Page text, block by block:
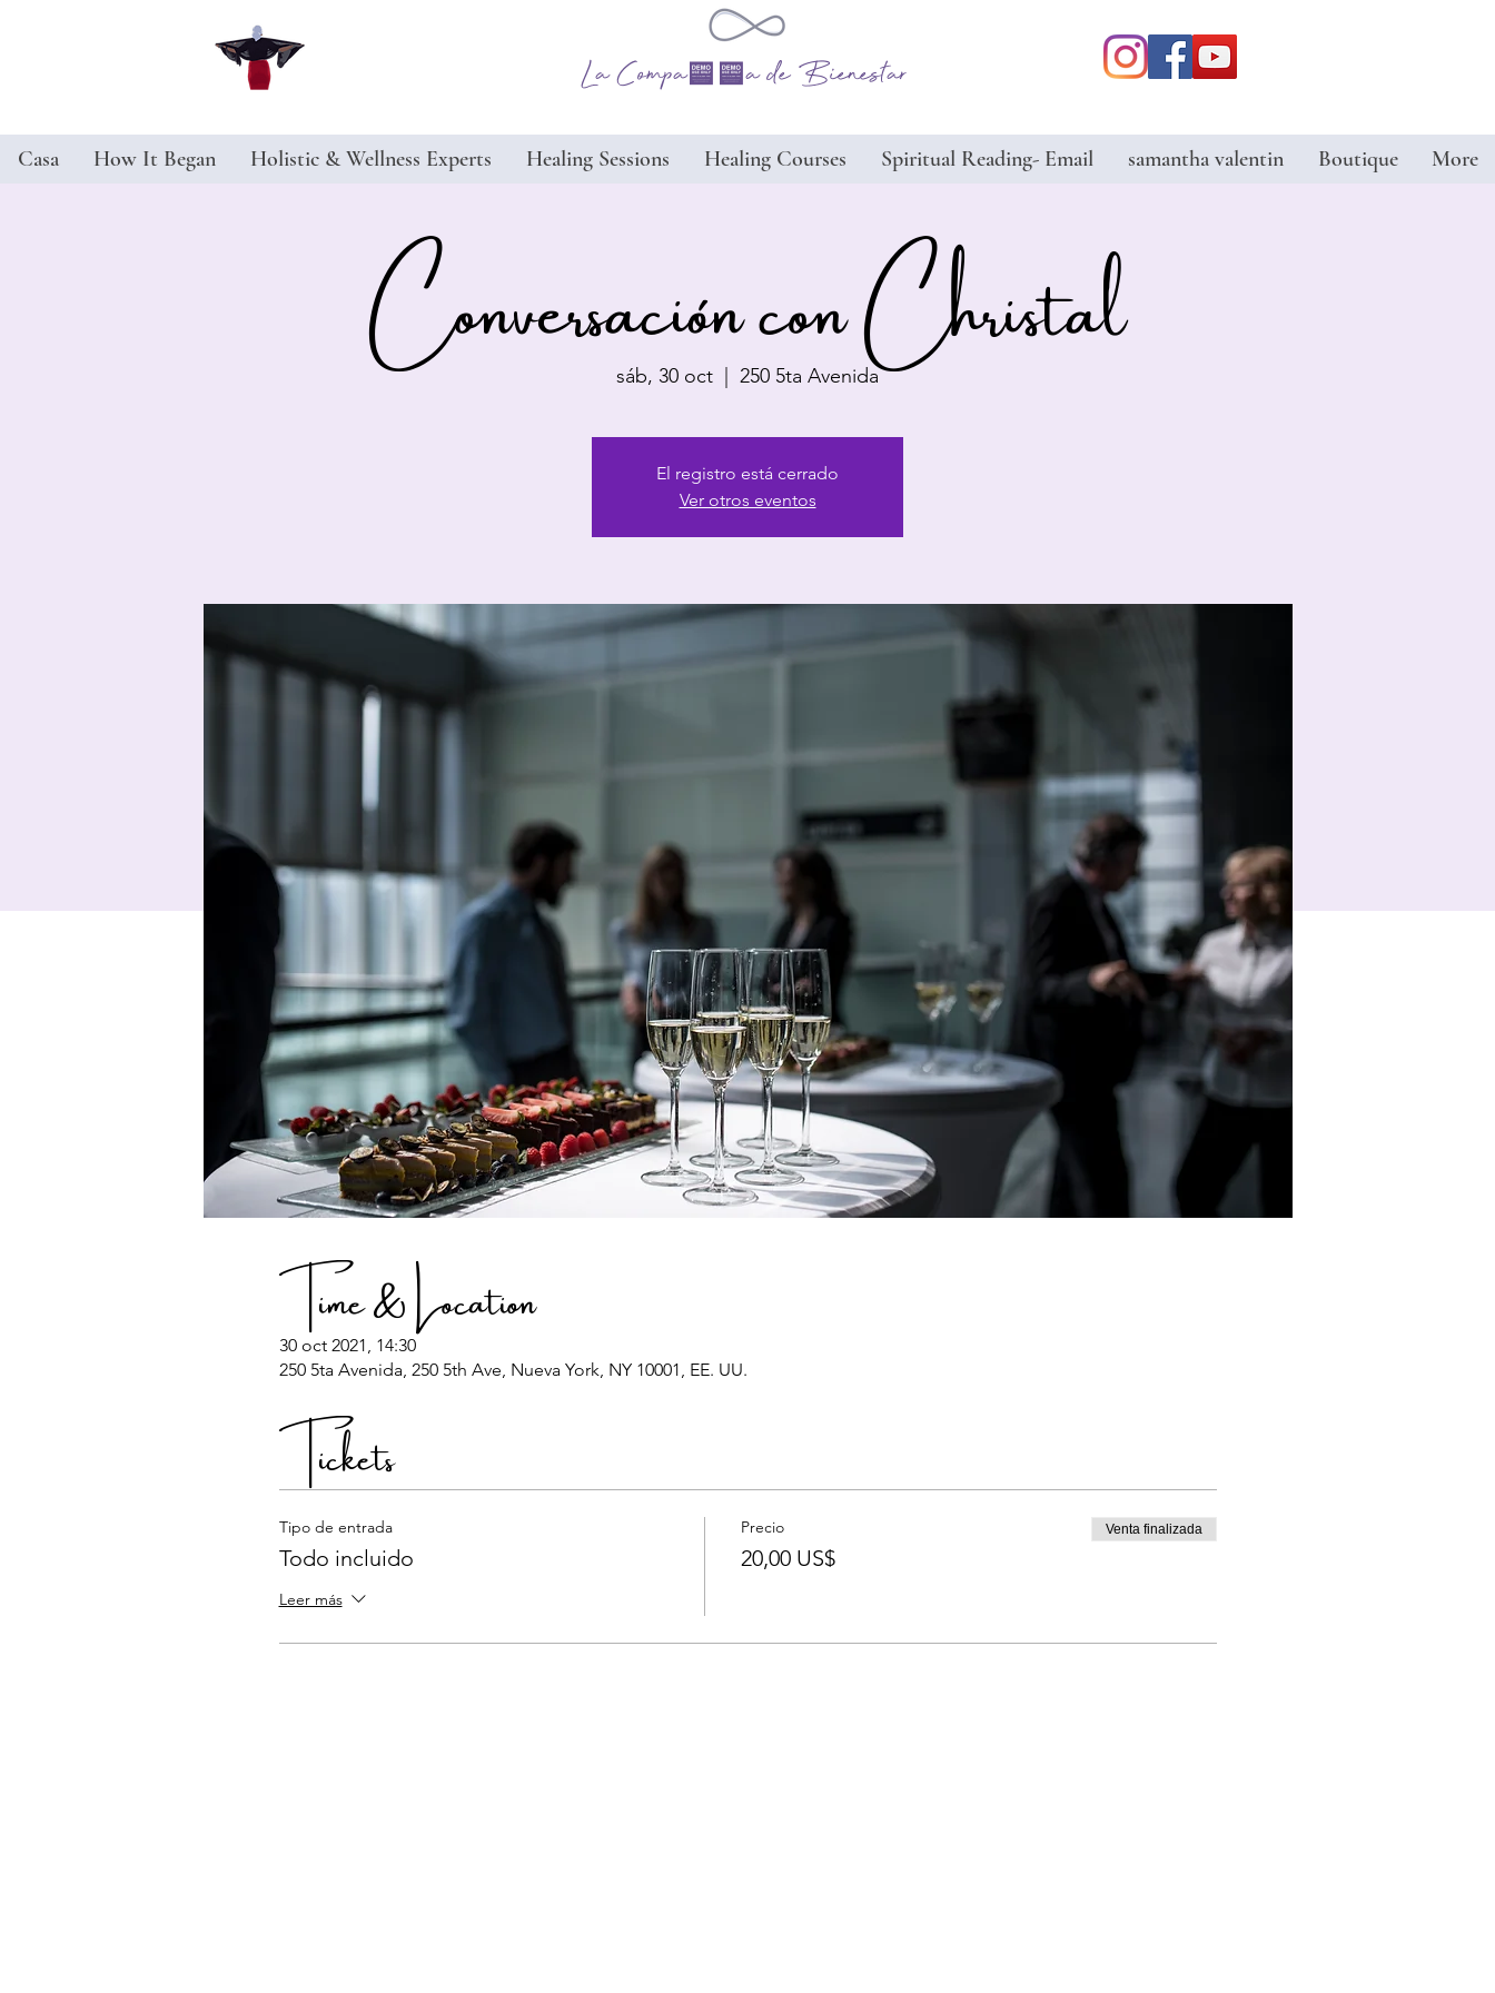
La Compañía de Bienestar
Casa How It Began Holistic & Wellness Experts Healing Sessions Healing Courses Spiritual Reading- Email samantha valentin Boutique More
Conversación con Christal
sáb, 30 oct 250 5ta Avenida
El registro está cerrado
Ver otros eventos
Time & Location
30 oct 2021, 14:30
250 5ta Avenida, 250 5th Ave, Nueva York, NY 10001, EE. UU.
Tickets
Tipo de entrada
Todo incluido
Leer más
Precio
20,00 US$
Venta finalizada